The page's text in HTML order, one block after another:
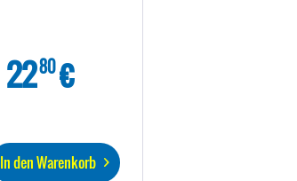
2280€
In den Warenkorb